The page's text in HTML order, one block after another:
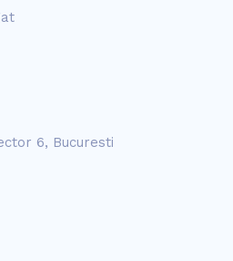
6, Bucuresti